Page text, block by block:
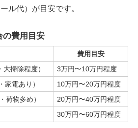
ル代）が目安です。
の費用目安
費用目安
掃除程度）
3万円〜10万円程度
家電あり）
10万円〜20万円程度
荷物多め）
20万円〜40万円程度
30万円〜60万円程度